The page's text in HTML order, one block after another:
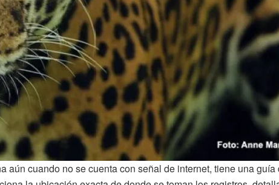
aún cuando no se cuenta con señal de internet, tiene una